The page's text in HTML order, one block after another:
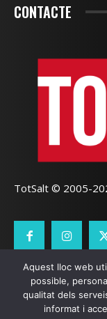
CONTACTE
TotSalt © 2005-
CONTACTE
SEO
Aquest lloc web
possible,
qualitat dels
informat i